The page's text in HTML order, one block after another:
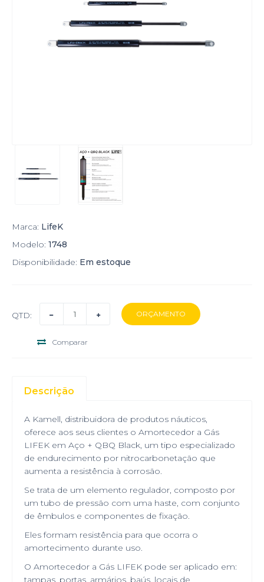
Marca: LifeK
Modelo: 1748
Disponibilidade: Em estoque
QTD:
Comparar
Descrição
A Kamell, distribuidora de produtos náuticos,
oferece aos seus clientes o Amortecedor a Gás
LIFEK em Aço + QBQ Black, um tipo especializado
de endurecimento por nitrocarbonetação que
aumenta a resistência à corrosão.
Se trata de um elemento regulador, composto por
um tubo de pressão com uma haste, com conjunto
de êmbulos e componentes de fixação.
Eles formam resistência para que ocorra o
amortecimento durante uso.
O Amortecedor a Gás LIFEK pode ser aplicado em:
tampas, portas, armários, baús, locais de